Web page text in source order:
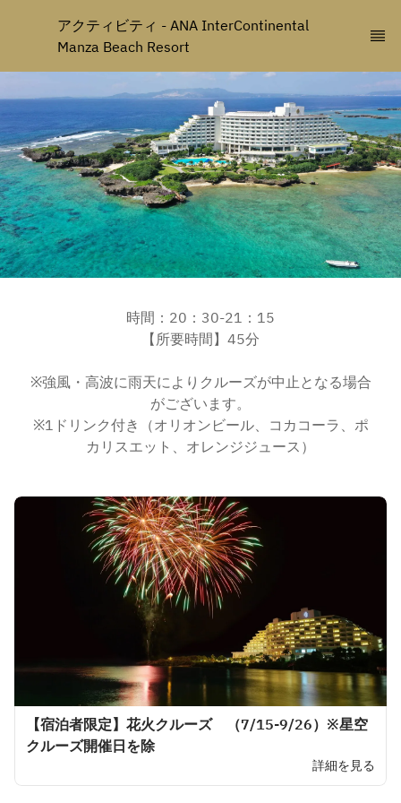
アクティビティ - ANA InterContinental
Manza Beach Resort
時間：20：30-21：15
【所要時間】45分
※強風・高波に雨天によりクルーズが中止となる場合
がございます。
※1ドリンク付き（オリオンビール、コカコーラ、ポ
カリスエット、オレンジジュース）
【宿泊者限定】花火クルーズ （7/15-9/26）※星空
クルーズ開催日を除
詳細を見る